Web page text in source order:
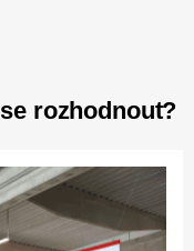
rozhodnout?